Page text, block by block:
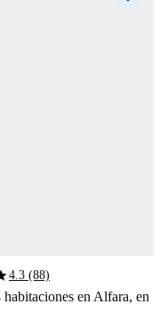
4.3 (88)
en Alfara, en